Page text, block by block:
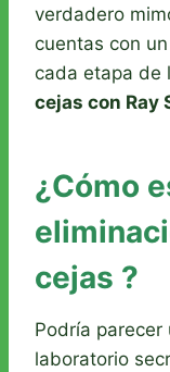
verdadero
cuentas con
cada etapa de
cejas con Ray
¿Cómo
cejas ?
Podría parecer
laboratorio